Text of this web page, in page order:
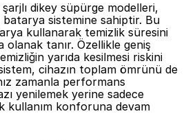
dikey süpürge modelleri,
sistemine sahiptir. Bu
kullanarak temizlik süresini
olanak tanır. Özellikle geniş
yarıda kesilmesi riskini
cihazın toplam ömrünü de
zamanla performans
yenilemek yerine sadece
kullanım konforuna devam